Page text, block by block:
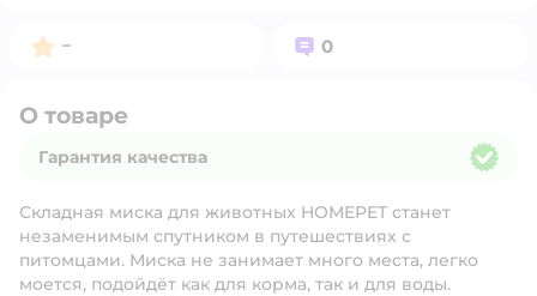
Рейтинг:
– Вопросов:
0
О товаре
Гарантия качества
Складная миска для животных HOMEPET станет
незаменимым спутником в путешествиях с
питомцами. Миска не занимает много места, легко
моется, подойдёт как для корма, так и для воды.